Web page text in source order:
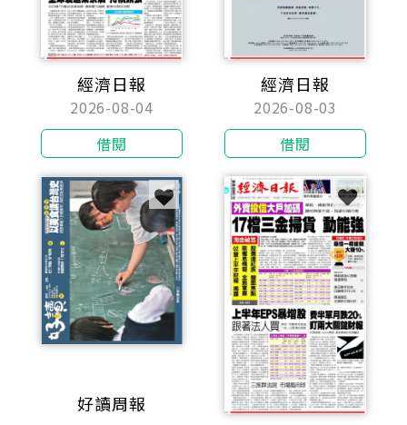
經濟日報
2026-08-04
借閱
經濟日報
2026-08-03
借閱
好讀周報